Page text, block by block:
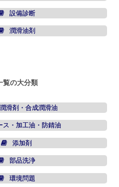
設備診断
潤滑油剤
覧の大分類
滑剤・合成潤滑油
ス・加工油・防錆油
添加剤
部品洗浄
環境問題